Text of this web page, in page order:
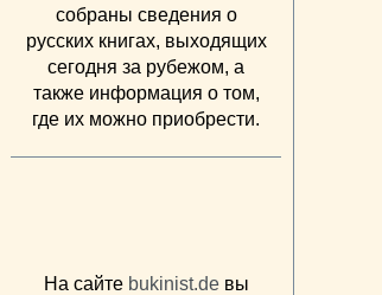
собраны сведения о
русских книгах, выходящих
сегодня за рубежом, а
также информация о том,
где их можно приобрести.
На сайте bukinist.deвы